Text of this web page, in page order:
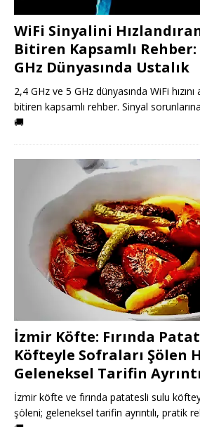
WiFi Sinyalini
Bitiren Kapsamlı Rehber:
GHz Dünyasında Ustalık
2,4 GHz ve 5 GHz dünyasında WiFi
bitiren kapsamlı rehber. Sinyal
🚚
İzmir Köfte: Fırında
Köfteyle Sofraları Şölen
Geleneksel Tarifin
İzmir köfte ve fırında patatesli sulu
şöleni; geleneksel tarifin ayrıntılı, pratik